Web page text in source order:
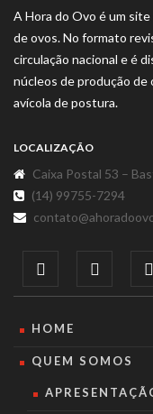
A Hora do Ovo é um
de ovos. No formato
circulação nacional e é
núcleos de produção de
avícola de postura.
LOCALIZAÇÃO
Caixa Postal 53 –
(14) 99755-7294
HOME
QUEM SOMOS